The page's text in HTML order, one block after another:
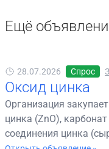
Ещё
28.07.2026 Спрос
Оксид цинка
Организация
цинка (ZnO),
соединения цинка